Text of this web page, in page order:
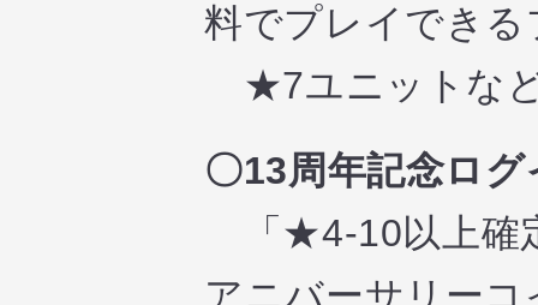
料でプレイでき
★7ユニットなど
〇13周年記念ロ
「★4-10以上確
アニバーサリー